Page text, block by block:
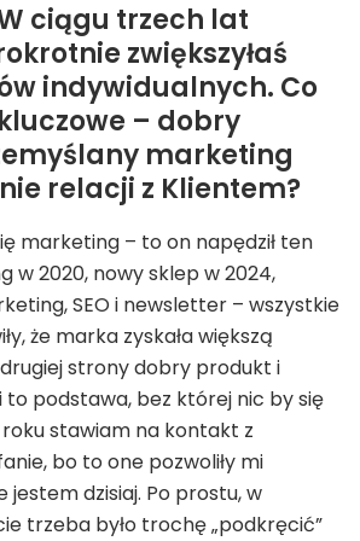
ciągu trzech lat
zwiększyłaś
indywidualnych. Co
– dobry
marketing
relacji z Klientem?
marketing – to on napędził ten
w 2020, nowy sklep w 2024,
SEO i newsletter – wszystkie
że marka zyskała większą
strony dobry produkt i
podstawa, bez której nic by się
roku stawiam na kontakt z
bo to one pozwoliły mi
dzisiaj. Po prostu, w
trzeba było trochę „podkręcić”